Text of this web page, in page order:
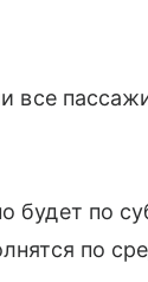
все
будет по
по